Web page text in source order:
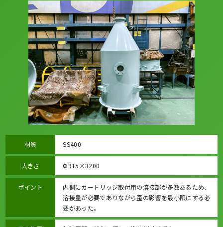
材質 SS400
大きさ Φ915×3200
ポイント
内側にカートリッジ取付用の溶接部が多数あるため、
溶接量が必要でありながら歪の影響を最小限にする必
要があった。